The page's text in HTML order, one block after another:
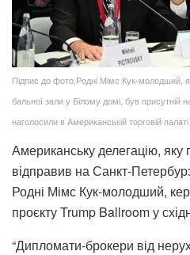
Підпис до фото,Родні Мімс Кук-молодший,
бальної зали у Білому домі, був присутній
наголосили в Американській торговій палаті
Американську делегацію,
відправив на Санкт-
Родні Мімс Кук-молодший,
проєкту Trump Ballroom у
“Дипломати-брокери від